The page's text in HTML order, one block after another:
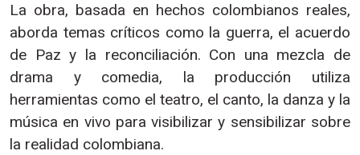
La obra, basada en hechos colombianos reales,
aborda temas críticos como la guerra, el acuerdo
de Paz y la reconciliación. Con una mezcla de
drama y comedia, la producción utiliza
herramientas como el teatro, el canto, la danza y la
música en vivo para visibilizar y sensibilizar sobre
la realidad colombiana.